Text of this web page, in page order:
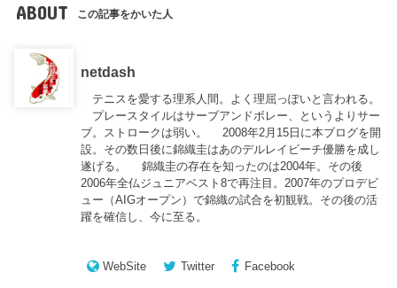
ABOUT この記事をかいた人
netdash
テニスを愛する理系人間。よく理屈っぽいと言われる。
プレースタイルはサーブアンドボレー、というよりサー
ブ。ストロークは弱い。 2008年2月15日に本ブログを開
設。その数日後に錦織圭はあのデルレイビーチ優勝を成し
遂げる。 錦織圭の存在を知ったのは2004年。その後
2006年全仏ジュニアベスト8で再注目。2007年のプロデビ
ュー（AIGオープン）で錦織の試合を初観戦。その後の活
躍を確信し、今に至る。
WebSite Twitter Facebook